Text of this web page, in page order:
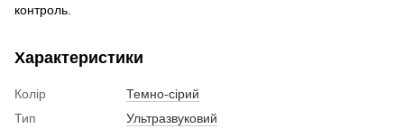
контроль.
Характеристики
Колір
Темно-сірий
Тип
Ультразвуковий